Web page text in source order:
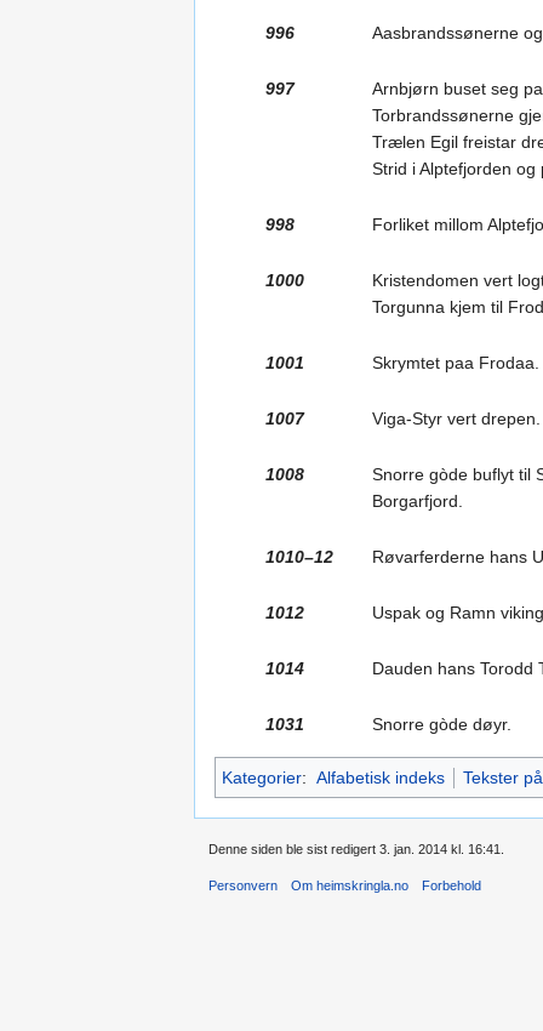
996 Aasbrandssønerne
997
Arnbjørn buset seg
Torbrandssønerne
Trælen Egil freistar
Strid i Alptefjorden og
998 Forliket millom
1000
Kristendomen vert
Torgunna kjem til
1001 Skrymtet paa Frodaa.
1007 Viga-Styr vert drepen.
1008
Snorre gòde buflyt til
Borgarfjord.
1010–12 Røvarferderne hans
1012 Uspak og Ramn
1014 Dauden hans Torodd
1031 Snorre gòde døyr.
Kategorier: Alfabetisk indeks Tekster
Denne siden ble sist redigert 3. jan. 2014 kl. 16:41.
Personvern Om heimskringla.no Forbehold